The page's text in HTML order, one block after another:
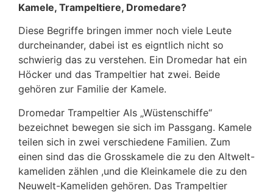
Kamele, Trampeltiere, Dromedare?
Diese Begriffe bringen immer noch viele Leute
durcheinander, dabei ist es eigntlich nicht so
schwierig das zu verstehen. Ein Dromedar hat ein
Höcker und das Trampeltier hat zwei. Beide
gehören zur Familie der Kamele.
Dromedar Trampeltier Als „Wüstenschiffe“
bezeichnet bewegen sie sich im Passgang. Kamele
teilen sich in zwei verschiedene Familien. Zum
einen sind das die Grosskamele die zu den Altwelt-
kameliden zählen ,und die Kleinkamele die zu den
Neuwelt-Kameliden gehören. Das Trampeltier